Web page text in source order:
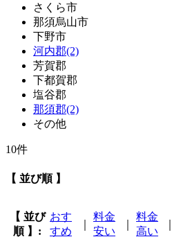
さくら市
那須烏山市
下野市
河内郡(2)
芳賀郡
下都賀郡
塩谷郡
那須郡(2)
その他
10件
【 並び順 】
【 並び
順 】:
おす
すめ
料金
安い
料金
高い